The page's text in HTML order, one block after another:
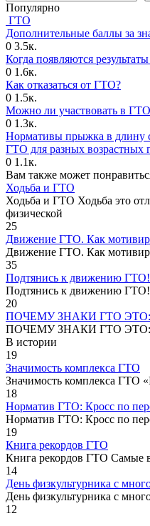
Популярно
ГТО
Дополнительные баллы за
0 3.5к.
Когда появляются
0 1.6к.
Как отказаться от ГТО?
0 1.5к.
Можно ли участвовать в ГТО
0 1.3к.
Нормативы прыжка в длину с
ГТО для разных возрастных
0 1.1к.
Вам также может
Ходьба и ГТО
Ходьба и ГТО Ходьба это
физической
25
Движение ГТО. Как
Движение ГТО. Как
35
Подтянись к движению ГТО!
Подтянись к движению ГТО!
20
ПОЧЕМУ ЗНАКИ ГТО
ПОЧЕМУ ЗНАКИ ГТО
В истории
19
Значимость комплекса ГТО
Значимость комплекса ГТО
18
Норматив ГТО: Кросс по
Норматив ГТО: Кросс по
19
Книга рекордов ГТО
Книга рекордов ГТО Самые
14
День физкультурника с
День физкультурника с
12